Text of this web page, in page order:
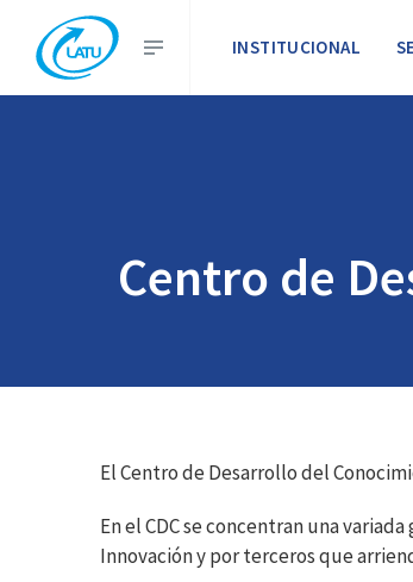
INSTITUCIONAL
Centro de
El Centro de Desarrollo del
En el CDC se concentran una
Innovación y por terceros que